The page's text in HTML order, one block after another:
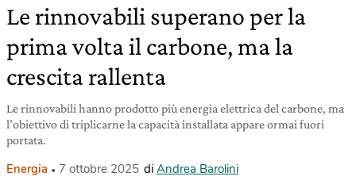
Le rinnovabili superano per la
prima volta il carbone, ma la
crescita rallenta
Le rinnovabili hanno prodotto più energia elettrica del carbone, ma
l’obiettivo di triplicarne la capacità installata appare ormai fuori
portata.
Energia 7 ottobre 2025 di Andrea Barolini